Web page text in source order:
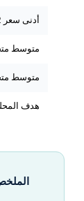
أدنى سعر 52 أسبوع
متوسط متحرك
متوسط متحرك
هدف